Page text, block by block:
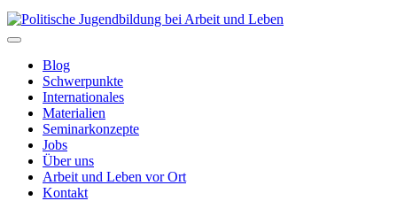
Blog
Schwerpunkte
Internationales
Materialien
Seminarkonzepte
Jobs
Über uns
Arbeit und Leben vor Ort
Kontakt